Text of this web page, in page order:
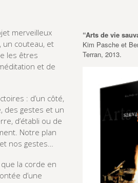
merveilleux
un couteau, et
les êtres
et de
: d’un côté,
des gestes et un
d’établi ou de
Notre plan
nos gestes…
la corde en
d’une
“Arts de vie
Kim Pasche et
Terran, 2013.